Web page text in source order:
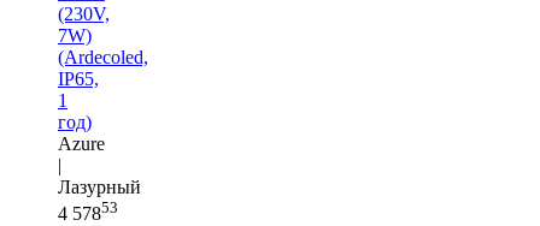
(230V,
7W)
(Ardecoled,
IP65,
1
год)
Azure
|
Лазурный
4 57853